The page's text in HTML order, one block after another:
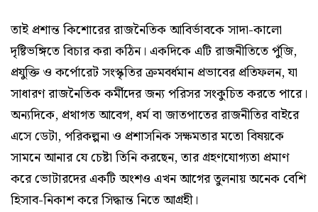
তাই প্রশান্ত কিশোরের রাজনৈতিক আবির্ভাবকে সাদা-কালো
দৃষ্টিভঙ্গিতে বিচার করা কঠিন। একদিকে এটি রাজনীতিতে পুঁজি,
প্রযুক্তি ও কর্পোরেট সংস্কৃতির ক্রমবর্ধমান প্রভাবের প্রতিফলন, যা
সাধারণ রাজনৈতিক কর্মীদের জন্য পরিসর সংকুচিত করতে পারে।
অন্যদিকে, প্রথাগত আবেগ, ধর্ম বা জাতপাতের রাজনীতির বাইরে
এসে ডেটা, পরিকল্পনা ও প্রশাসনিক সক্ষমতার মতো বিষয়কে
সামনে আনার যে চেষ্টা তিনি করছেন, তার গ্রহণযোগ্যতা প্রমাণ
করে ভোটারদের একটি অংশও এখন আগের তুলনায় অনেক বেশি
হিসাব-নিকাশ করে সিদ্ধান্ত নিতে আগ্রহী।